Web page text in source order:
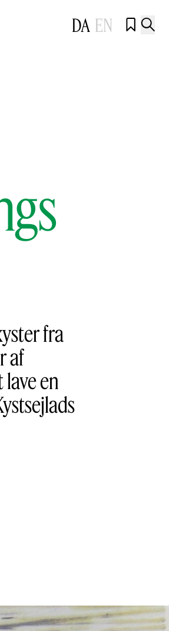
DA EN  
fra
af
en